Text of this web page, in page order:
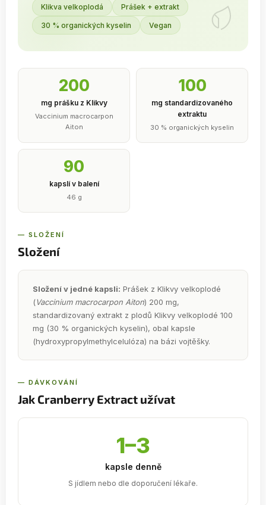
Klikva velkoplodá Prášek + extrakt
30 % organických kyselin Vegan
200
mg prášku z Klikvy
Vaccinium macrocarpon
Aiton
100
mg standardizovaného
extraktu
30 % organických kyselin
90
kapslí v balení
46 g
— SLOŽENÍ
Složení
Složení v jedné kapsli: Prášek z Klikvy velkoplodé
(Vaccinium macrocarpon Aiton) 200 mg,
standardizovaný extrakt z plodů Klikvy velkoplodé 100
mg (30 % organických kyselin), obal kapsle
(hydroxypropylmethylcelulóza) na bázi vojtěšky.
— DÁVKOVÁNÍ
Jak Cranberry Extract užívat
1–3
kapsle denně
S jídlem nebo dle doporučení lékaře.